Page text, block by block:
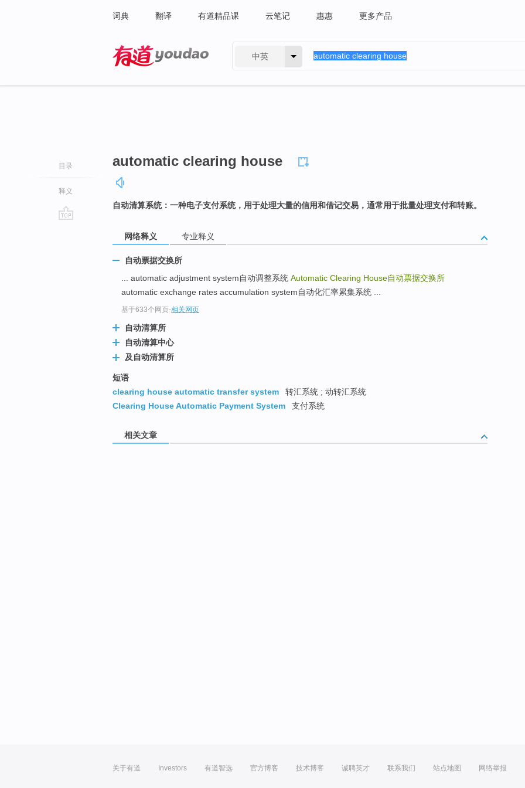
词典 翻译 有道精品课 云笔记 惠惠 更多产品
中英
目录
释义
automatic clearing house
自动清算系统：一种电子支付系统，用于处理大量的信用和借记交易，通常用于批量处理支付和转账。
网络释义 专业释义
自动票据交换所
... automatic adjustment system自动调整系统 Automatic Clearing House自动票据交换所
automatic exchange rates accumulation system自动化汇率累集系统 ...
基于633个网页-相关网页
自动清算所
自动清算中心
及自动清算所
短语
clearing house automatic transfer system
转汇系统 ; 动转汇系统
Clearing House Automatic Payment System
支付系统
相关文章
关于有道 Investors 有道智选 官方博客 技术博客 诚聘英才 联系我们 站点地图 网络举报